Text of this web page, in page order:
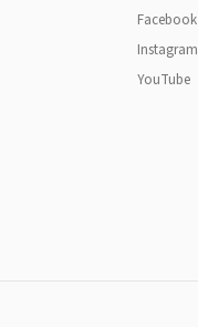
Facebook
Instagram
YouTube